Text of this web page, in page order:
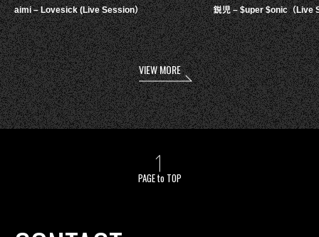
aimi – Lovesick (Live Session） 鋭児 – $uper $onic（Live
VIEW MORE
PAGE to TOP